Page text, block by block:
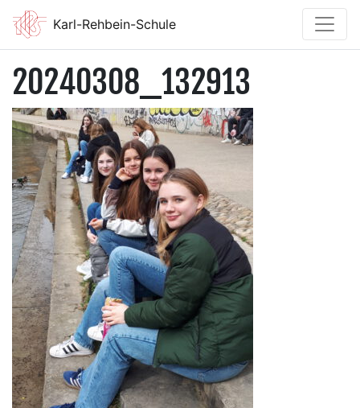
Karl-Rehbein-Schule
20240308_132913